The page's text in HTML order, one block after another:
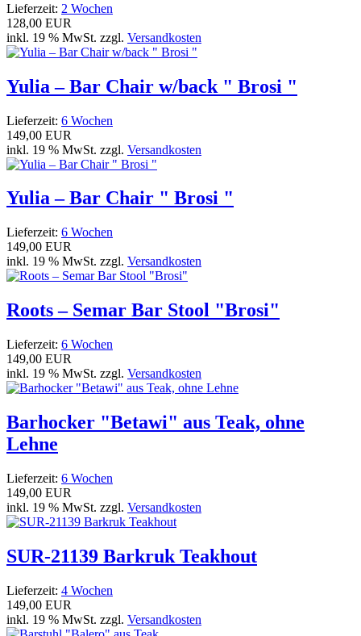
Lieferzeit: 2 Wochen
128,00 EUR
inkl. 19 % MwSt. zzgl. Versandkosten
Yulia – Bar Chair w/back " Brosi "
Lieferzeit: 6 Wochen
149,00 EUR
inkl. 19 % MwSt. zzgl. Versandkosten
Yulia – Bar Chair " Brosi "
Lieferzeit: 6 Wochen
149,00 EUR
inkl. 19 % MwSt. zzgl. Versandkosten
Roots – Semar Bar Stool "Brosi"
Lieferzeit: 6 Wochen
149,00 EUR
inkl. 19 % MwSt. zzgl. Versandkosten
Barhocker "Betawi" aus Teak, ohne
Lehne
Lieferzeit: 6 Wochen
149,00 EUR
inkl. 19 % MwSt. zzgl. Versandkosten
SUR-21139 Barkruk Teakhout
Lieferzeit: 4 Wochen
149,00 EUR
inkl. 19 % MwSt. zzgl. Versandkosten